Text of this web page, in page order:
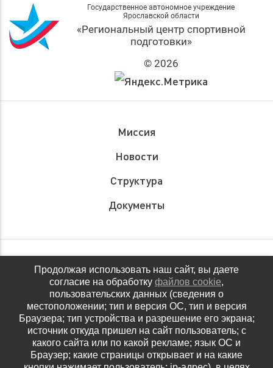
Государственное автономное учреждение
Ярославской области
«Региональный центр спортивной
подготовки»
© 2026
Миссия
Новости
Структура
Документы
Обращения граждан
Антидопинговое обеспечение
Контакты
Политика конфиденциальности
Продолжая использовать наш сайт, вы даете
согласие на обработку файлов cookie,
пользовательских данных (сведения о
местоположении; тип и версия ОС, тип и версия
Браузера; тип устройства и разрешение его экрана;
источник откуда пришел на сайт пользователь; с
какого сайта или по какой рекламе; язык ОС и
Браузер; какие страницы открывает и на какие